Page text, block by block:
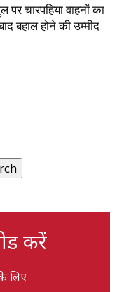
पर चारपहिया वाहनों का
बहाल होने की उम्मीद
करें
लिए